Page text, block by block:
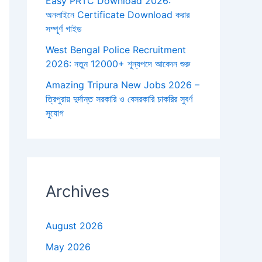
অনলাইনে Certificate Download করার
সম্পূর্ণ গাইড
West Bengal Police Recruitment
2026: নতুন 12000+ শূন্যপদে আবেদন শুরু
Amazing Tripura New Jobs 2026 –
ত্রিপুরায় দুর্দান্ত সরকারি ও বেসরকারি চাকরির সুবর্ণ
সুযোগ
Archives
August 2026
May 2026